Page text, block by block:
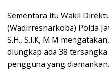
Sementara itu Wakil
(Wadirresnarkoba) Polda
S.H., S.I.K, M.M
diungkap ada 38
pengguna yang diamankan.